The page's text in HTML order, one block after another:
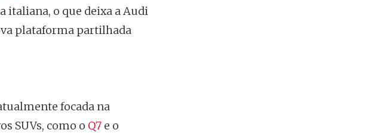
italiana, o que deixa a Audi
plataforma partilhada
focada na
SUVs, como o Q7 e o